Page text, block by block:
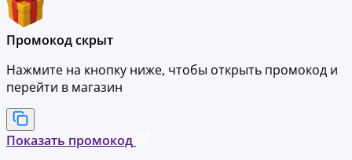
Промокод скрыт
Нажмите на кнопку ниже, чтобы открыть промокод и
перейти в магазин
Показать промокод